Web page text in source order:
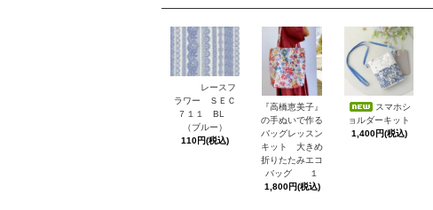
レースフ
ラワー ＳＥＣ
７１１ BL
（ブルー）
110円(税込)
『高橋恵美子』
の手ぬいで作る
バッグレッスン
キット 大きめ
折りたたみエコ
バッグ １
1,800円(税込)
スマホシ
ョルダーキット
1,400円(税込)